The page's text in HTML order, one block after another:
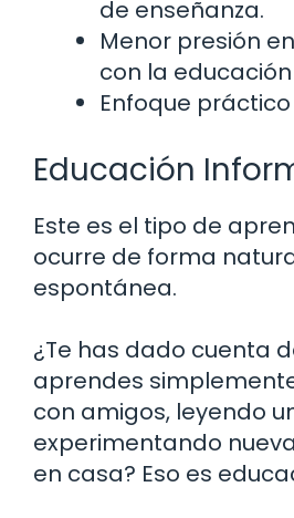
de enseñanza.
Menor presión
con la
Enfoque
Educación
Este es el tipo de
ocurre de forma
espontánea.
¿Te has dado cuenta
aprendes
con amigos, leyendo
experimentando
en casa? Eso es